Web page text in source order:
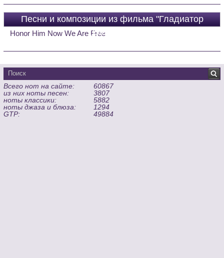
Песни и композиции из фильма "Гладиатор
(Gladiator)"
Honor Him Now We Are Free
Всего нот на сайте:
60867
из них ноты песен:
3807
ноты классики:
5882
ноты джаза и блюза:
1294
GTP:
49884